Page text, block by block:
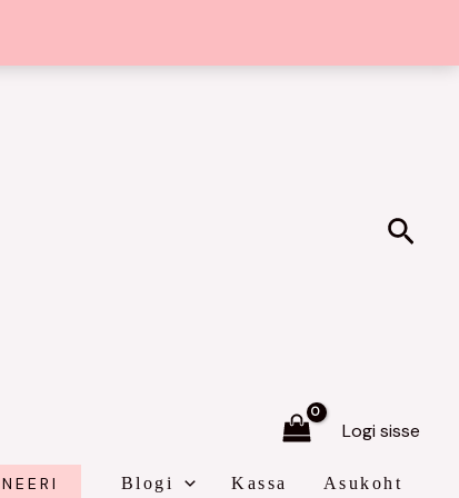
Logi sisse
Blogi Kassa Asukoht